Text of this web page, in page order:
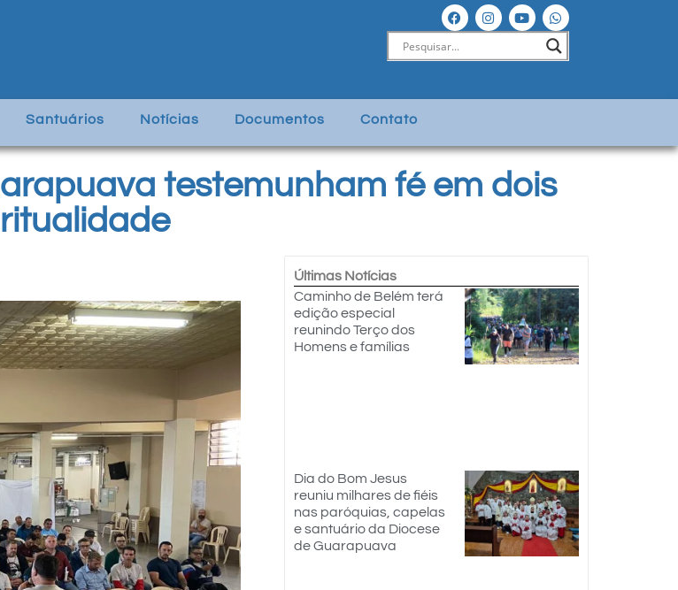
Santuários Notícias Documentos Contato
testemunham fé em dois
Últimas Notícias
Caminho de Belém terá
edição especial
reunindo Terço dos
Homens e famílias
Dia do Bom Jesus
reuniu milhares de fiéis
nas paróquias, capelas
e santuário da Diocese
de Guarapuava